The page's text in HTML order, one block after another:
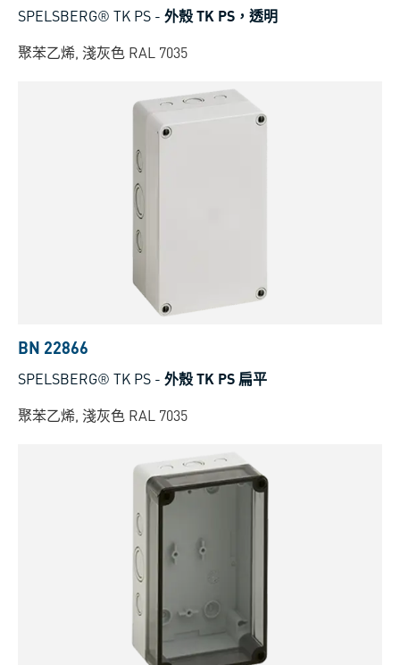
SPELSBERG® TK PS - 外殼 TK PS，透明
聚苯乙烯, 淺灰色 RAL 7035
BN 22866
SPELSBERG® TK PS - 外殼 TK PS 扁平
聚苯乙烯, 淺灰色 RAL 7035